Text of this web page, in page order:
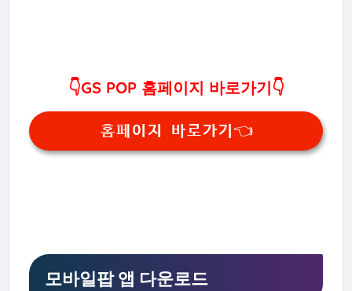
👇GS POP 홈페이지 바로가기👇
홈페이지 바로가기👈
모바일팝 앱 다운로드